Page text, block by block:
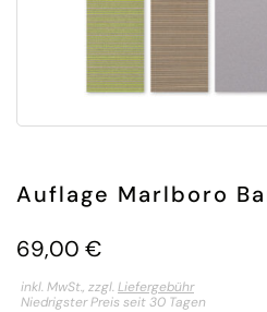
Auflage Marlboro
69,00 €
inkl. MwSt., zzgl.Liefergebühr
Niedrigster Preis seit 30 Tagen